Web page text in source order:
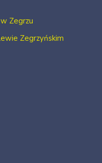
Zegrzu
Zegrzyńskim